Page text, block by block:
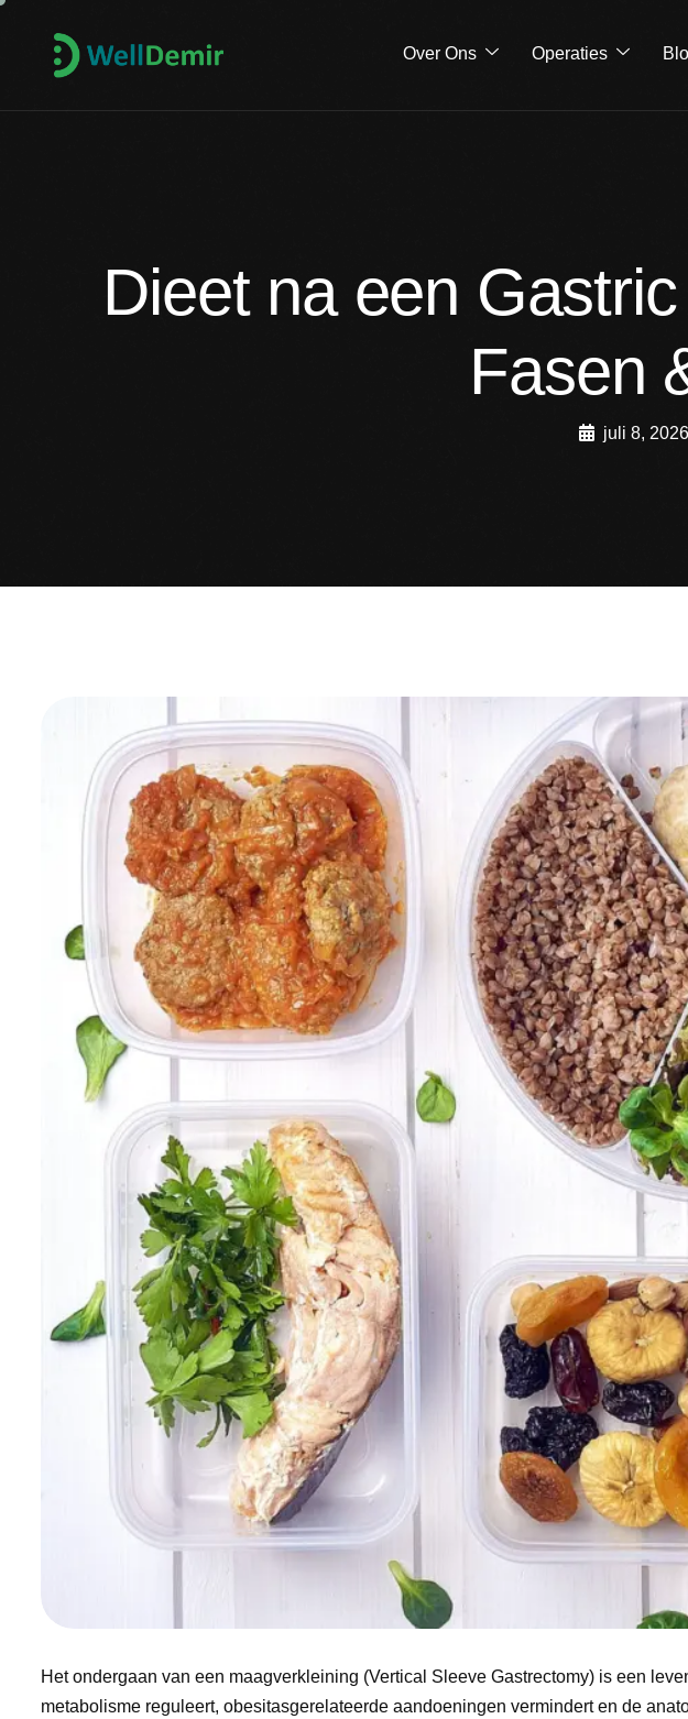
Over Ons Operaties
Dieet na een
Fasen
juli 8, 2026
Het ondergaan van een maagverkleining (Vertical Sleeve Gastrectomy) is een
metabolisme reguleert, obesitasgerelateerde aandoeningen vermindert en de